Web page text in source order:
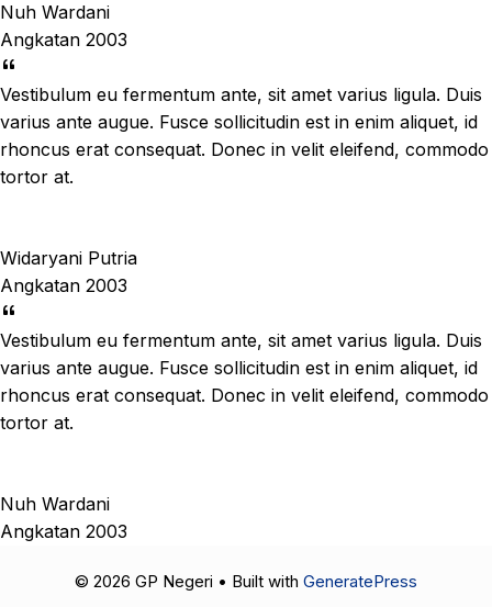
Nuh Wardani
Angkatan 2003
Vestibulum eu fermentum ante, sit amet varius ligula. Duis
varius ante augue. Fusce sollicitudin est in enim aliquet, id
rhoncus erat consequat. Donec in velit eleifend, commodo
tortor at.
Widaryani Putria
Angkatan 2003
Vestibulum eu fermentum ante, sit amet varius ligula. Duis
varius ante augue. Fusce sollicitudin est in enim aliquet, id
rhoncus erat consequat. Donec in velit eleifend, commodo
tortor at.
Nuh Wardani
Angkatan 2003
© 2026 GP Negeri • Built with GeneratePress